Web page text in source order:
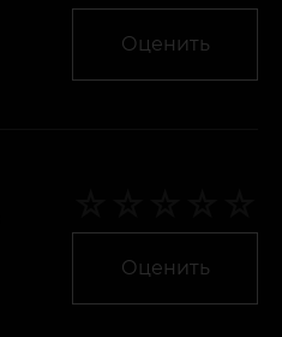
Оценить
Оценить